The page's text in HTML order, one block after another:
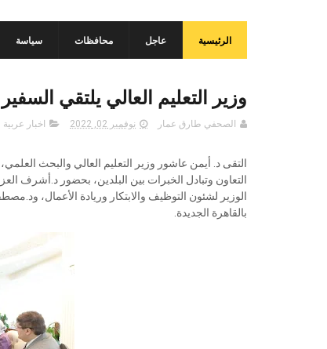
الرئيسية عاجل محافظات سياسة
وزير التعليم العالي يلتقي
الصحفي طارق عمار نوفمبر 02, 2022 اخبار
التقى د. أيمن عاشور وزير التعليم العالي والبحث
التعاون وتبادل الخبرات بين البلدين، بحضور د.أشرف
الوزير لشئون التوظيف والابتكار وريادة الأعمال،
بالقاهرة الجديدة.